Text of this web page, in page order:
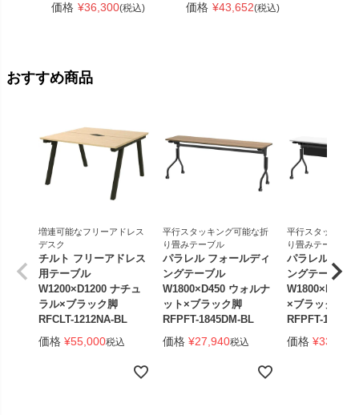
価格 ¥36,300(税込)
価格 ¥43,652(税込)
おすすめ商品
増連可能なフリーアドレス
デスク
チルト フリーアドレス
用テーブル
W1200×D1200 ナチュ
ラル×ブラック脚
RFCLT-1212NA-BL
価格 ¥55,000税込
平行スタッキング可能な折
り畳みテーブル
パラレル フォールディ
ングテーブル
W1800×D450 ウォルナ
ット×ブラック脚
RFPFT-1845DM-BL
価格 ¥27,940税込
平行スタッキン
り畳みテーブル
パラレル フォ
ングテーブル
W1800×D450
×ブラック脚
RFPFT-
価格 ¥33,440